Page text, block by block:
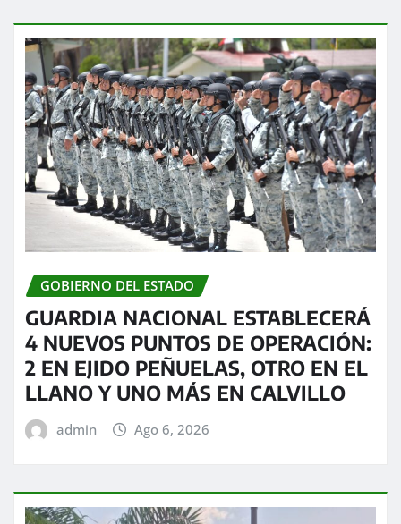
GOBIERNO DEL ESTADO
GUARDIA NACIONAL ESTABLECERÁ
4 NUEVOS PUNTOS DE OPERACIÓN:
2 EN EJIDO PEÑUELAS, OTRO EN EL
LLANO Y UNO MÁS EN CALVILLO
admin Ago 6, 2026